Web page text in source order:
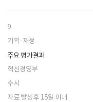
9
기획·재정
주요 평가결과
혁신경영부
수시
자료 발생후 15일 이내